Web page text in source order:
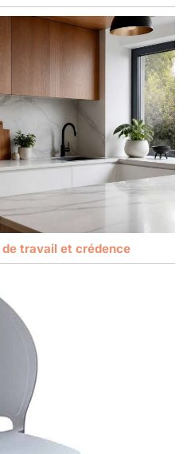
travail et crédence